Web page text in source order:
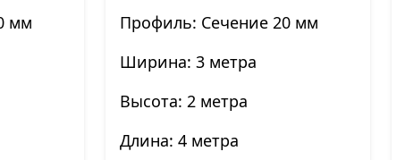
мм
Профиль: Сечение 20 мм
Ширина: 3 метра
Высота: 2 метра
Длина: 4 метра